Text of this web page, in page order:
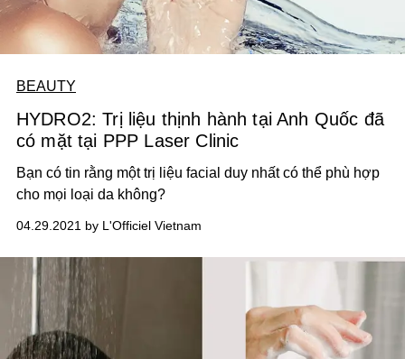
BEAUTY
HYDRO2: Trị liệu thịnh hành tại Anh Quốc đã
có mặt tại PPP Laser Clinic
Bạn có tin rằng một trị liệu facial duy nhất có thể phù hợp
cho mọi loại da không?
04.29.2021 by L'Officiel Vietnam